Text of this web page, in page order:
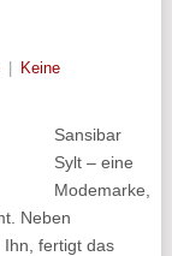
Keine
Sansibar
Sylt – eine
Modemarke,
Neben
Ihn, fertigt das